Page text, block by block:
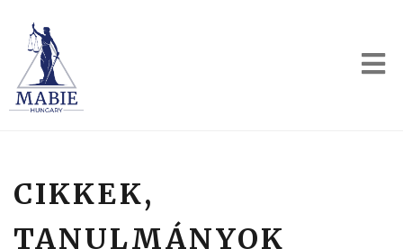
CIKKEK,
TANULMÁNYOK